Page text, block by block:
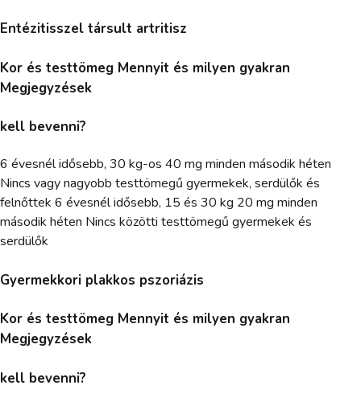
Entézitisszel társult artritisz
Kor és testtömeg Mennyit és milyen gyakran
Megjegyzések
kell bevenni?
6 évesnél idősebb, 30 kg-os 40 mg minden második héten
Nincs vagy nagyobb testtömegű gyermekek, serdülők és
felnőttek 6 évesnél idősebb, 15 és 30 kg 20 mg minden
második héten Nincs közötti testtömegű gyermekek és
serdülők
Gyermekkori plakkos pszoriázis
Kor és testtömeg Mennyit és milyen gyakran
Megjegyzések
kell bevenni?